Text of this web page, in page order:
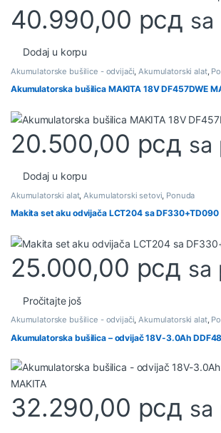
40.990,00 рсд sa
Dodaj u korpu
Akumulatorske bušilice - odvijači Akumulatorski alat,
Akumulatorska bušilica MAKITA 18V DF457DWE
20.500,00 рсд sa
Dodaj u korpu
Akumulatorski alat,Akumulatorski setovi, Ponuda
Makita set aku odvijača LCT204 sa DF330+TD090
25.000,00 рсд sa
Pročitajte još
Akumulatorske bušilice - odvijači,Akumulatorski alat,
Akumulatorska bušilica – odvijač 18V-3.0Ah
32.290,00 рсд sa